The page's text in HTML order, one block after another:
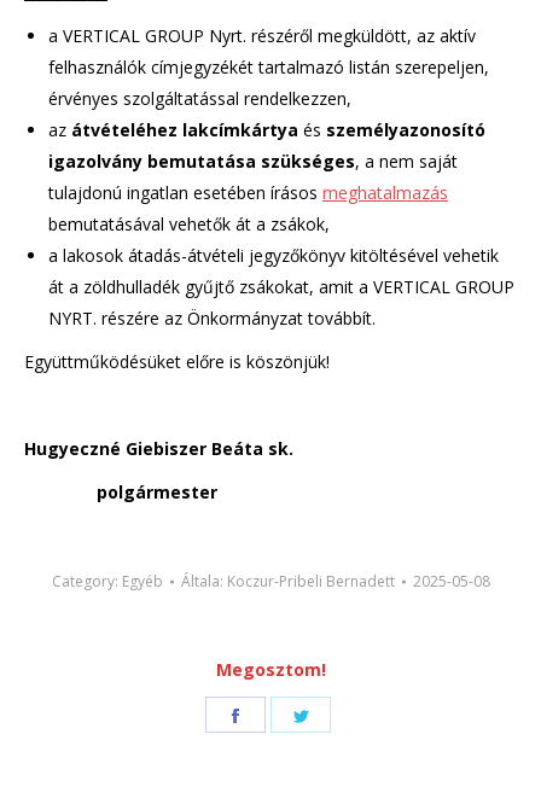
a VERTICAL GROUP Nyrt. részéről megküldött, az aktív
felhasználók címjegyzékét tartalmazó listán szerepeljen,
érvényes szolgáltatással rendelkezzen,
az átvételéhez lakcímkártya és személyazonosító
igazolvány bemutatása szükséges, a nem saját
tulajdonú ingatlan esetében írásos meghatalmazás
bemutatásával vehetők át a zsákok,
a lakosok átadás-átvételi jegyzőkönyv kitöltésével vehetik
át a zöldhulladék gyűjtő zsákokat, amit a VERTICAL GROUP
NYRT. részére az Önkormányzat továbbít.
Együttműködésüket előre is köszönjük!
Hugyeczné Giebiszer Beáta sk.
polgármester
Category: Egyéb Általa: Koczur-Pribeli Bernadett 2025-05-08
Megosztom!
Share